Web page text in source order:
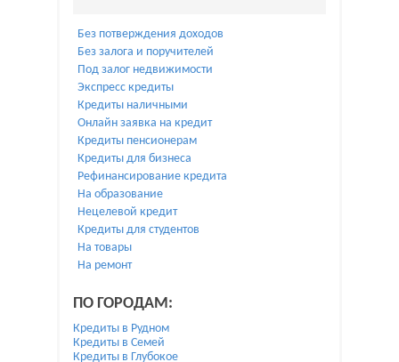
Без потверждения доходов
Без залога и поручителей
Под залог недвижимости
Экспресс кредиты
Кредиты наличными
Онлайн заявка на кредит
Кредиты пенсионерам
Кредиты для бизнеса
Рефинансирование кредита
На образование
Нецелевой кредит
Кредиты для студентов
На товары
На ремонт
ПО ГОРОДАМ:
Кредиты в Рудном
Кредиты в Семей
Кредиты в Глубокое